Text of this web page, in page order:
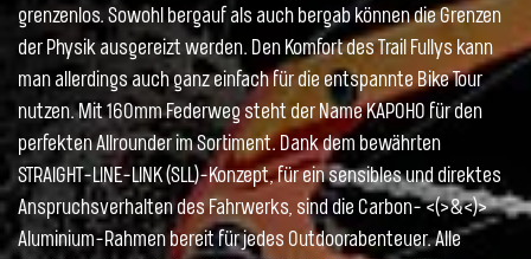
grenzenlos. Sowohl bergauf als auch bergab können die Grenzen
der Physik ausgereizt werden. Den Komfort des Trail Fullys kann
man allerdings auch ganz einfach für die entspannte Bike Tour
nutzen. Mit 160mm Federweg steht der Name KAPOHO für den
perfekten Allrounder im Sortiment. Dank dem bewährten
STRAIGHT-LINE-LINK (SLL)-Konzept, für ein sensibles und direktes
Anspruchsverhalten des Fahrwerks, sind die Carbon- <(>&<)>
Aluminium-Rahmen bereit für jedes Outdoorabenteuer. Alle